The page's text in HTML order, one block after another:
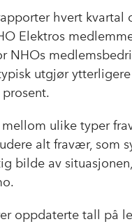
hvert
Elektros
NHOs
utgjør
ulike typer
alt fravær, som
bilde av
oppdaterte tall på